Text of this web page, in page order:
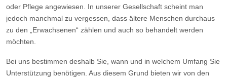
oder Pflege angewiesen. In unserer Gesellschaft scheint man
jedoch manchmal zu vergessen, dass ältere Menschen durchaus
zu den „Erwachsenen“ zählen und auch so behandelt werden
möchten.
Bei uns bestimmen deshalb Sie, wann und in welchem Umfang Sie
Unterstützung benötigen. Aus diesem Grund bieten wir von den